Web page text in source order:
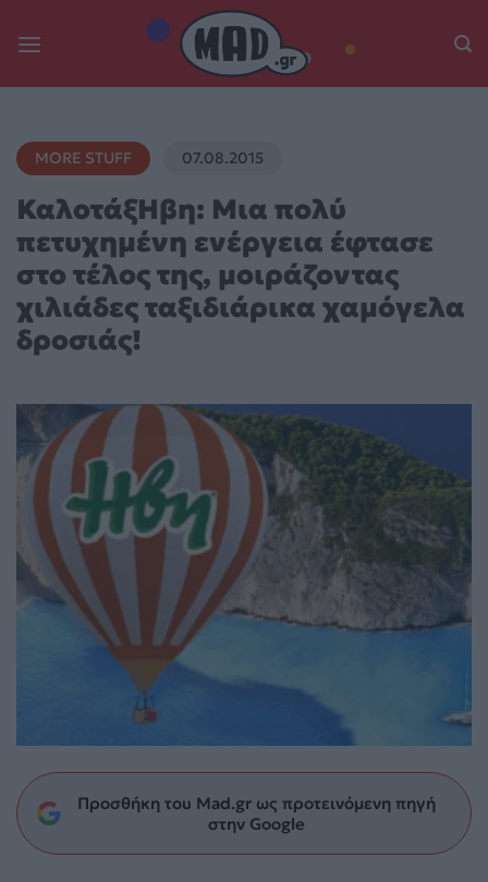
MORE STUFF 07.08.2015
ΚαλοτάξΗβη: Μια πολύ
πετυχημένη ενέργεια έφτασε
στο τέλος της, μοιράζοντας
χιλιάδες ταξιδιάρικα χαμόγελα
δροσιάς!
Προσθήκη του Mad.gr ως προτεινόμενη πηγή
στην Google